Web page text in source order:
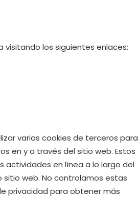
los siguientes enlaces:
varias cookies de terceros para
en y a través del sitio web. Estos
actividades en línea a lo largo del
web. No controlamos estas
privacidad para obtener más